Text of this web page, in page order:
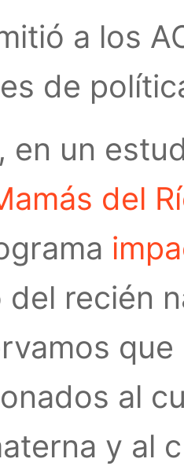
a los
de
en un
del
recién
al
y al